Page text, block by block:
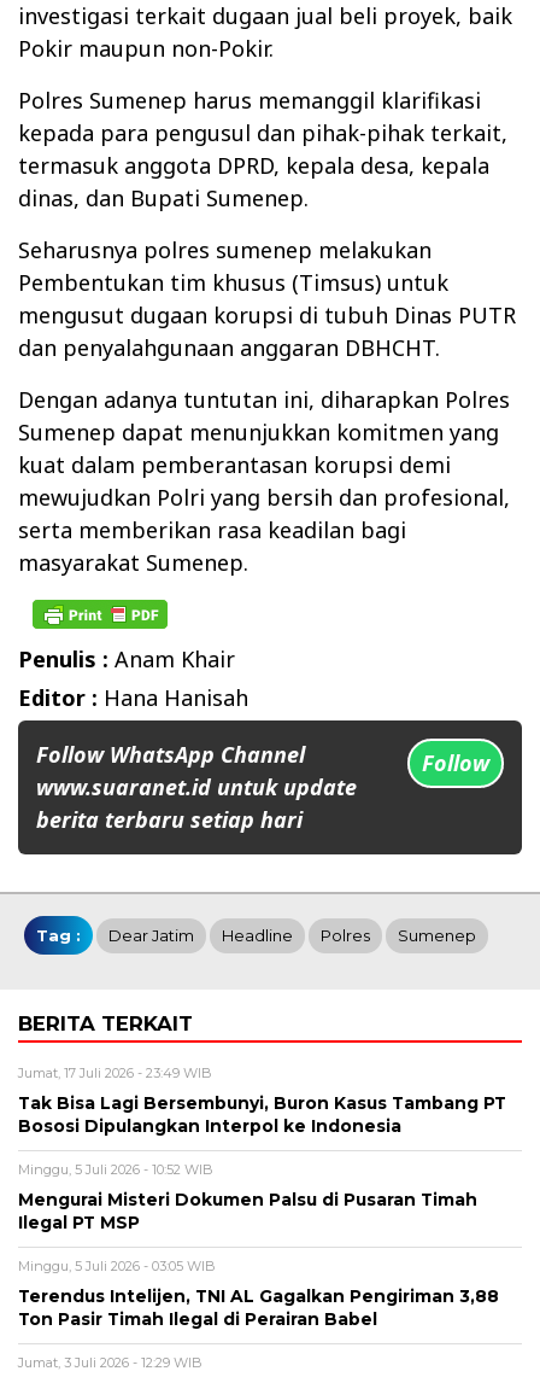
investigasi terkait dugaan jual beli proyek, baik
Pokir maupun non-Pokir.
Polres Sumenep harus memanggil klarifikasi
kepada para pengusul dan pihak-pihak terkait,
termasuk anggota DPRD, kepala desa, kepala
dinas, dan Bupati Sumenep.
Seharusnya polres sumenep melakukan
Pembentukan tim khusus (Timsus) untuk
mengusut dugaan korupsi di tubuh Dinas PUTR
dan penyalahgunaan anggaran DBHCHT.
Dengan adanya tuntutan ini, diharapkan Polres
Sumenep dapat menunjukkan komitmen yang
kuat dalam pemberantasan korupsi demi
mewujudkan Polri yang bersih dan profesional,
serta memberikan rasa keadilan bagi
masyarakat Sumenep.
Penulis : Anam Khair
Editor : Hana Hanisah
Follow WhatsApp Channel
www.suaranet.id untuk update
berita terbaru setiap hari
Follow
Tag : Dear Jatim Headline Polres Sumenep
BERITA TERKAIT
Jumat, 17 Juli 2026 - 23:49 WIB
Tak Bisa Lagi Bersembunyi, Buron Kasus Tambang PT
Bososi Dipulangkan Interpol ke Indonesia
Minggu, 5 Juli 2026 - 10:52 WIB
Mengurai Misteri Dokumen Palsu di Pusaran Timah
Ilegal PT MSP
Minggu, 5 Juli 2026 - 03:05 WIB
Terendus Intelijen, TNI AL Gagalkan Pengiriman 3,88
Ton Pasir Timah Ilegal di Perairan Babel
Jumat, 3 Juli 2026 - 12:29 WIB